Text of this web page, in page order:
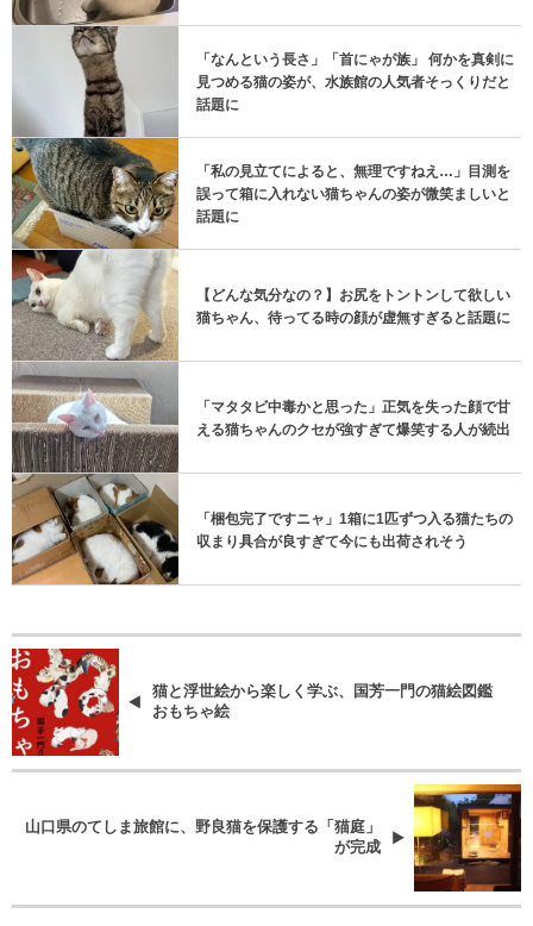
「なんという長さ」「首にゃが族」 何かを真剣に
見つめる猫の姿が、水族館の人気者そっくりだと
話題に
「私の見立てによると、無理ですねえ…」目測を
誤って箱に入れない猫ちゃんの姿が微笑ましいと
話題に
【どんな気分なの？】お尻をトントンして欲しい
猫ちゃん、待ってる時の顔が虚無すぎると話題に
「マタタビ中毒かと思った」正気を失った顔で甘
える猫ちゃんのクセが強すぎて爆笑する人が続出
「梱包完了ですニャ」1箱に1匹ずつ入る猫たちの
収まり具合が良すぎて今にも出荷されそう
猫と浮世絵から楽しく学ぶ、国芳一門の猫絵図鑑
おもちゃ絵
山口県のてしま旅館に、野良猫を保護する「猫庭」
が完成